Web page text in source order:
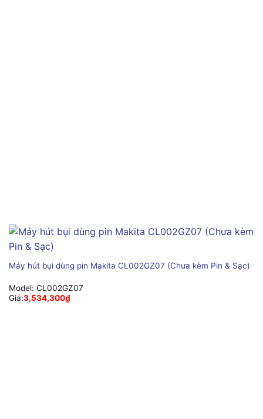
Máy hút bụi dùng pin Makita CL002GZ07 (Chưa kèm Pin & Sạc)
Model: CL002GZ07
Giá:3,534,300₫